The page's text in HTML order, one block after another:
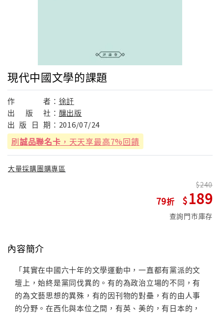
現代中國文學的課題
作 者： 徐訏
出
版 社： 釀出版
出 版 日 期： 2016/07/24
刷誠品聯名卡 ，天天享最高7%回饋
大量採購團購專區
79
240
189
查詢門市庫存
內容簡介
「其實在中國六十年的文學運動中，一直都有黨派的文
壇上，始終是黨同伐異的。有的為政治立場的不同，有
的為文藝思想的異殊，有的因刊物的對壘，有的由人事
的分野。在西化與本位之間，有英、美的，有日本的，